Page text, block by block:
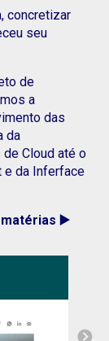
concretizar
seu
de
a
das
da
Cloud até o
e da Inferface
matérias ▶️